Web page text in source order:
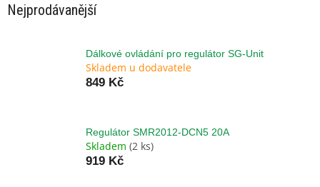
Nejprodávanější
Dálkové ovládání pro regulátor SG-Unit
Skladem u dodavatele
849 Kč
Regulátor SMR2012-DCN5 20A
Skladem (2 ks)
919 Kč